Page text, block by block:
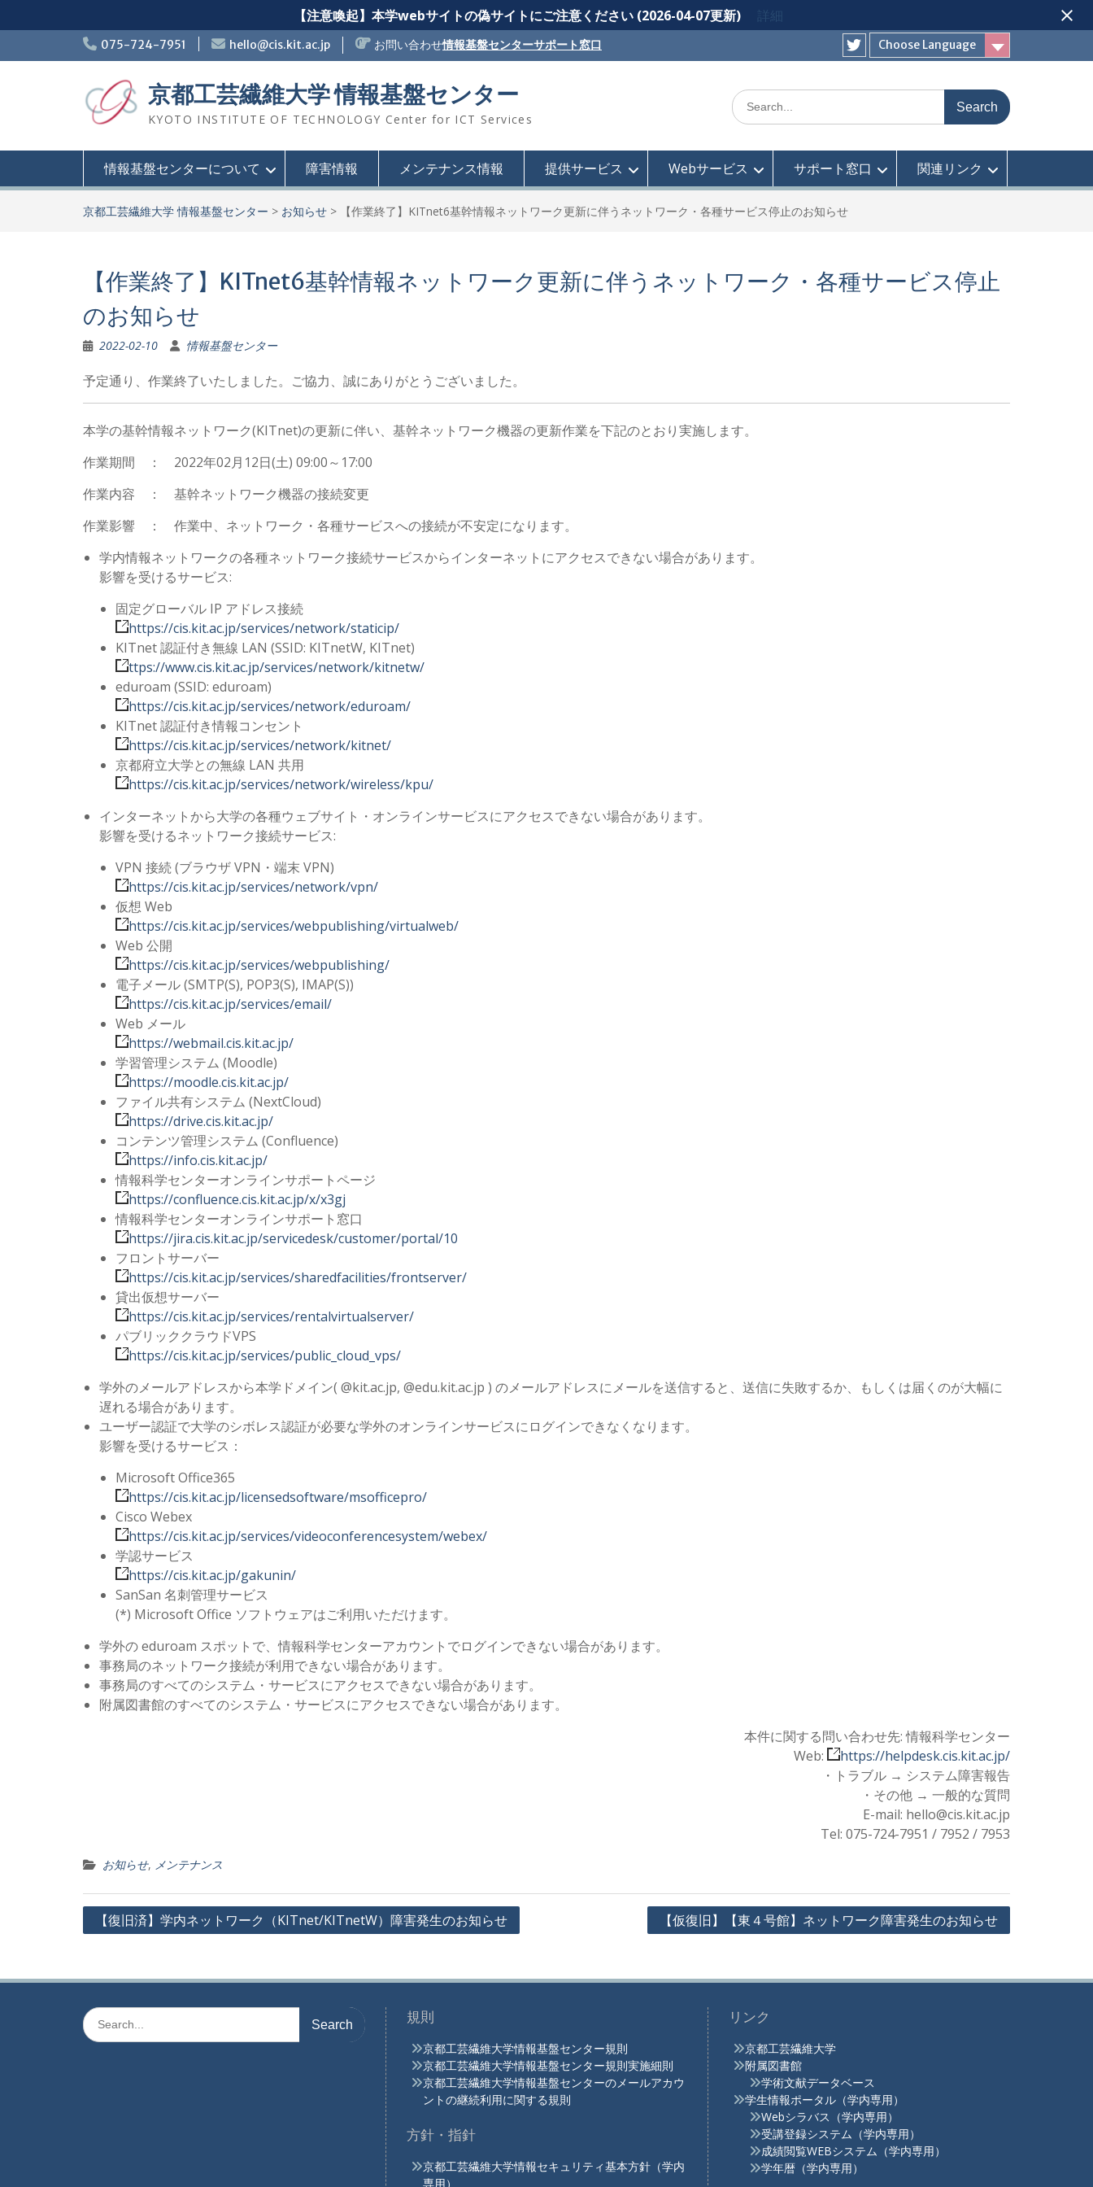
【注意喚起】本学webサイトの偽サイトにご注意ください (2026-04-07更新) 詳細
075-724-7951 hello@cis.kit.ac.jp お問い合わせ情報基盤センターサポート窓口
Choose Language
Twitter
京都工芸繊維大学 情報基盤センター
KYOTO INSTITUTE OF TECHNOLOGY Center for ICT Services
Search
for:
情報基盤センターについて 障害情報 メンテナンス情報 提供サービス Webサービス サポート窓口 関連リンク
京都工芸繊維大学 情報基盤センター > お知らせ > 【作業終了】KITnet6基幹情報ネットワーク更新に伴うネットワーク・各種サービス停止のお知らせ
【作業終了】KITnet6基幹情報ネットワーク更新に伴うネットワーク・各種サービス停止
のお知らせ
2022-02-10 情報基盤センター
予定通り、作業終了いたしました。ご協力、誠にありがとうございました。
本学の基幹情報ネットワーク(KITnet)の更新に伴い、基幹ネットワーク機器の更新作業を下記のとおり実施します。
作業期間 ： 2022年02月12日(土) 09:00～17:00
作業内容 ： 基幹ネットワーク機器の接続変更
作業影響 ： 作業中、ネットワーク・各種サービスへの接続が不安定になります。
学内情報ネットワークの各種ネットワーク接続サービスからインターネットにアクセスできない場合があります。
影響を受けるサービス:
固定グローバル IP アドレス接続
https://cis.kit.ac.jp/services/network/staticip/
KITnet 認証付き無線 LAN (SSID: KITnetW, KITnet)
ttps://www.cis.kit.ac.jp/services/network/kitnetw/
eduroam (SSID: eduroam)
https://cis.kit.ac.jp/services/network/eduroam/
KITnet 認証付き情報コンセント
https://cis.kit.ac.jp/services/network/kitnet/
京都府立大学との無線 LAN 共用
https://cis.kit.ac.jp/services/network/wireless/kpu/
インターネットから大学の各種ウェブサイト・オンラインサービスにアクセスできない場合があります。
影響を受けるネットワーク接続サービス:
VPN 接続 (ブラウザ VPN・端末 VPN)
https://cis.kit.ac.jp/services/network/vpn/
仮想 Web
https://cis.kit.ac.jp/services/webpublishing/virtualweb/
Web 公開
https://cis.kit.ac.jp/services/webpublishing/
電子メール (SMTP(S), POP3(S), IMAP(S))
https://cis.kit.ac.jp/services/email/
Web メール
https://webmail.cis.kit.ac.jp/
学習管理システム (Moodle)
https://moodle.cis.kit.ac.jp/
ファイル共有システム (NextCloud)
https://drive.cis.kit.ac.jp/
コンテンツ管理システム (Confluence)
https://info.cis.kit.ac.jp/
情報科学センターオンラインサポートページ
https://confluence.cis.kit.ac.jp/x/x3gj
情報科学センターオンラインサポート窓口
https://jira.cis.kit.ac.jp/servicedesk/customer/portal/10
フロントサーバー
https://cis.kit.ac.jp/services/sharedfacilities/frontserver/
貸出仮想サーバー
https://cis.kit.ac.jp/services/rentalvirtualserver/
パブリッククラウドVPS
https://cis.kit.ac.jp/services/public_cloud_vps/
学外のメールアドレスから本学ドメイン( @kit.ac.jp, @edu.kit.ac.jp ) のメールアドレスにメールを送信すると、送信に失敗するか、もしくは届くのが大幅に
遅れる場合があります。
ユーザー認証で大学のシボレス認証が必要な学外のオンラインサービスにログインできなくなります。
影響を受けるサービス：
Microsoft Office365
https://cis.kit.ac.jp/licensedsoftware/msofficepro/
Cisco Webex
https://cis.kit.ac.jp/services/videoconferencesystem/webex/
学認サービス
https://cis.kit.ac.jp/gakunin/
SanSan 名刺管理サービス
(*) Microsoft Office ソフトウェアはご利用いただけます。
学外の eduroam スポットで、情報科学センターアカウントでログインできない場合があります。
事務局のネットワーク接続が利用できない場合があります。
事務局のすべてのシステム・サービスにアクセスできない場合があります。
附属図書館のすべてのシステム・サービスにアクセスできない場合があります。
本件に関する問い合わせ先: 情報科学センター
Web:
https://helpdesk.cis.kit.ac.jp/
・トラブル → システム障害報告
・その他 → 一般的な質問
E-mail: hello@cis.kit.ac.jp
Tel: 075-724-7951 / 7952 / 7953
お知らせ, メンテナンス
ゲ
ー
【復旧済】学内ネットワーク（KITnet/KITnetW）障害発生のお知らせ 【仮復旧】【東４号館】ネットワーク障害発生のお知らせ
Search
for:
規則
京都工芸繊維大学情報基盤センター規則
京都工芸繊維大学情報基盤センター規則実施細則
京都工芸繊維大学情報基盤センターのメールアカウ
ントの継続利用に関する規則
方針・指針
京都工芸繊維大学情報セキュリティ基本方針（学内
専用）
リンク
京都工芸繊維大学
附属図書館
学術文献データベース
学生情報ポータル（学内専用）
Webシラバス（学内専用）
受講登録システム（学内専用）
成績閲覧WEBシステム（学内専用）
学年暦（学内専用）